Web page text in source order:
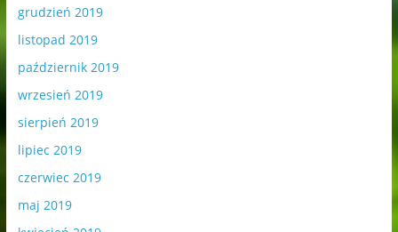
grudzień 2019
listopad 2019
październik 2019
wrzesień 2019
sierpień 2019
lipiec 2019
czerwiec 2019
maj 2019